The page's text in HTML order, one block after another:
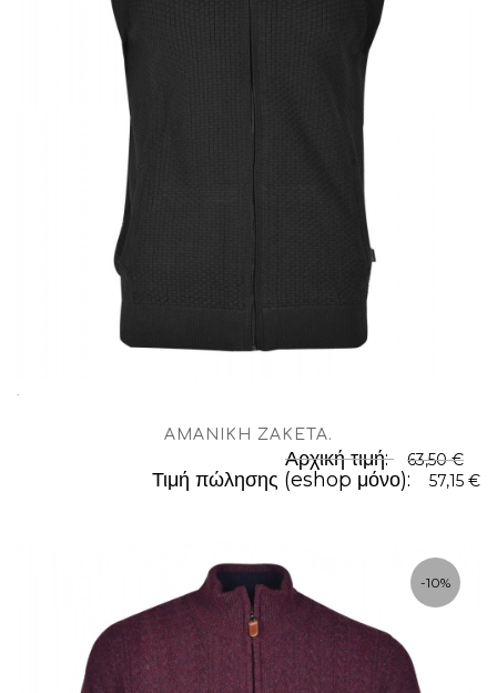
.
ΑΜΆΝΙΚΗ ΖΑΚΈΤΑ.
Αρχική τιμή: 63,50 €
Τιμή πώλησης (eshop μόνο): 57,15 €
-10%